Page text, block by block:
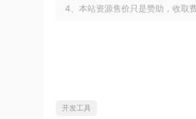
4、本站资源售价只是赞助，收取
开发工具